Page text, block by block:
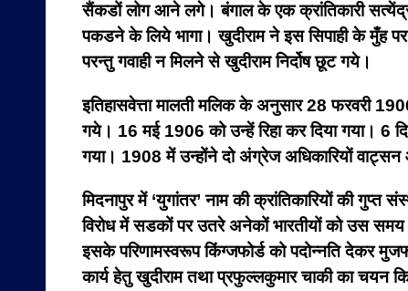
सैंकडों लोग आने लगे। बंगाल के एक क्रांतिकारी
पकडने के लिये भागा। खुदीराम ने इस सिपाही के मुँह
परन्तु गवाही न मिलने से खुदीराम निर्दोष छूट गये।
इतिहासवेत्ता मालती मलिक के अनुसार 28 फरवरी
गये। 16 मई 1906 को उन्हें रिहा कर दिया गया। 6
गया। 1908 में उन्होंने दो अंग्रेज अधिकारियों
मिदनापुर में ‘युगांतर’ नाम की क्रांतिकारियों की
विरोध में सडकों पर उतरे अनेकों भारतीयों को उस
इसके परिणामस्वरूप किंग्जफोर्ड को पदोन्नति देकर
कार्य हेतु खुदीराम तथा प्रफुल्लकुमार चाकी का चयन